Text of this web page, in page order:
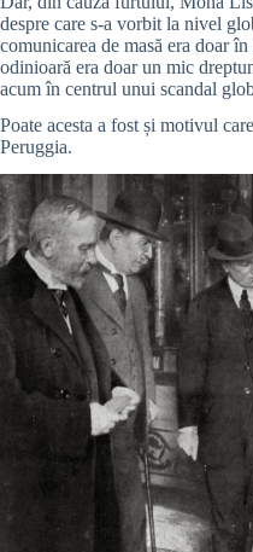
despre care s-a vorbit la nivel
comunicarea de masă era doar
odinioară era doar un mic
acum în centrul unui scandal
Poate acesta a fost și motivul
Peruggia.